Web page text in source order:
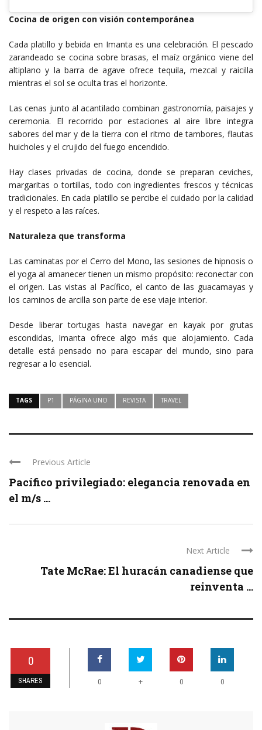
Cocina de origen con visión contemporánea
Cada platillo y bebida en Imanta es una celebración. El pescado
zarandeado se cocina sobre brasas, el maíz orgánico viene del
altiplano y la barra de agave ofrece tequila, mezcal y raicilla
mientras el sol se oculta tras el horizonte.
Las cenas junto al acantilado combinan gastronomía, paisajes y
ceremonia. El recorrido por estaciones al aire libre integra
sabores del mar y de la tierra con el ritmo de tambores, flautas
huicholes y el crujido del fuego encendido.
Hay clases privadas de cocina, donde se preparan ceviches,
margaritas o tortillas, todo con ingredientes frescos y técnicas
tradicionales. En cada platillo se percibe el cuidado por la calidad
y el respeto a las raíces.
Naturaleza que transforma
Las caminatas por el Cerro del Mono, las sesiones de hipnosis o
el yoga al amanecer tienen un mismo propósito: reconectar con
el origen. Las vistas al Pacífico, el canto de las guacamayas y
los caminos de arcilla son parte de ese viaje interior.
Desde liberar tortugas hasta navegar en kayak por grutas
escondidas, Imanta ofrece algo más que alojamiento. Cada
detalle está pensado no para escapar del mundo, sino para
regresar a lo esencial.
TAGS P1 PÁGINA UNO REVISTA TRAVEL
Previous Article
Pacífico privilegiado: elegancia renovada en
el m/s ...
Next Article
Tate McRae: El huracán canadiense que
reinventa ...
0
SHARES 0 + 0 0